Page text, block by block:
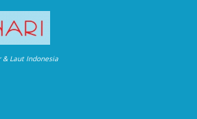
& Laut Indonesia